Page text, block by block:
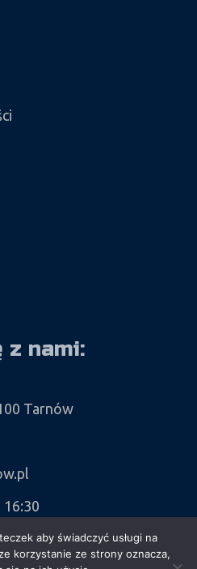
z nami:
Tarnów
16:30
aby świadczyć usługi na
korzystanie ze strony oznacza,